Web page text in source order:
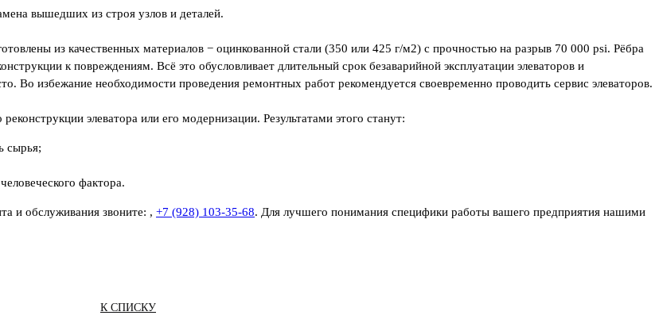
вышедших из строя узлов и деталей.
из качественных материалов − оцинкованной стали (350 или 425 г/м2) с прочностью на разрыв 70 000 psi. Рёбра
к повреждениям. Всё это обусловливает длительный срок безаварийной эксплуатации элеваторов и
Во избежание необходимости проведения ремонтных работ рекомендуется своевременно проводить сервис элеваторов.
элеватора или его модернизации. Результатами этого станут:
сырья;
фактора.
и обслуживания звоните: , +7 (928) 103-35-68. Для лучшего понимания специфики работы вашего предприятия нашими
К СПИСКУ